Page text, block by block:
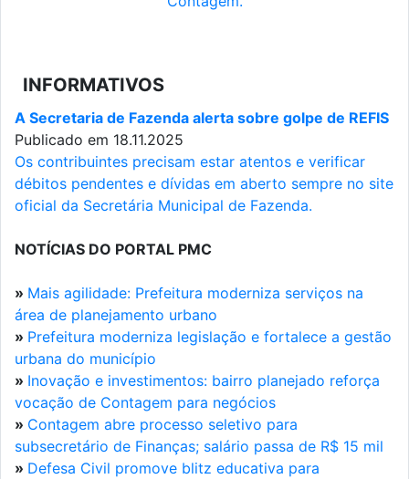
INFORMATIVOS
A Secretaria de Fazenda alerta sobre golpe de REFIS
Publicado em 18.11.2025
Os contribuintes precisam estar atentos e verificar
débitos pendentes e dívidas em aberto sempre no site
oficial da Secretária Municipal de Fazenda.
NOTÍCIAS DO PORTAL PMC
» Mais agilidade: Prefeitura moderniza serviços na
área de planejamento urbano
» Prefeitura moderniza legislação e fortalece a gestão
urbana do município
» Inovação e investimentos: bairro planejado reforça
vocação de Contagem para negócios
» Contagem abre processo seletivo para
subsecretário de Finanças; salário passa de R$ 15 mil
» Defesa Civil promove blitz educativa para